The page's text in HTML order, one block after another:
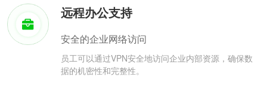
远程办公支持
安全的企业网络访问
员工可以通过VPN安全地访问企业内部资源，确保数
据的机密性和完整性。